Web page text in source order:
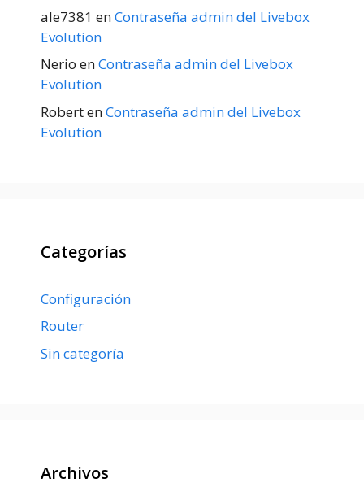
ale7381 enContraseña admin del Livebox
Evolution
Nerio enContraseña admin del Livebox
Evolution
RobertenContraseña admin del Livebox
Evolution
Categorías
Configuración
Router
Sin categoría
Archivos